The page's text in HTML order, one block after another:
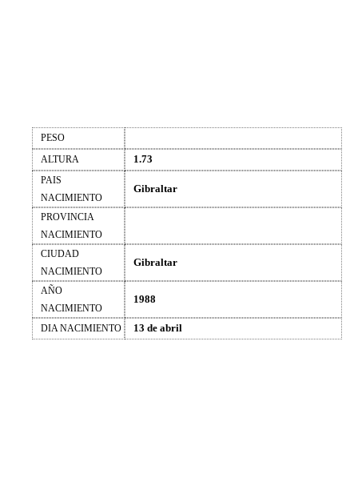
PESO
ALTURA
1.73
PAIS
NACIMIENTO
Gibraltar
PROVINCIA
NACIMIENTO
CIUDAD
NACIMIENTO
Gibraltar
AÑO
NACIMIENTO
1988
DIA NACIMIENTO 13 de abril